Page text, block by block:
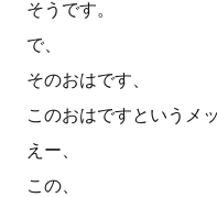
そうです。
で、
そのおはです、
このおはですというメ
えー、
この、